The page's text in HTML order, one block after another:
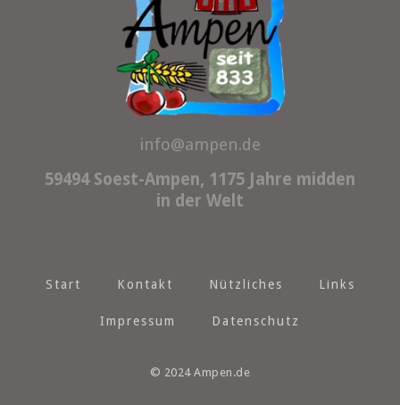
info@ampen.de
59494 Soest-Ampen, 1175 Jahre midden
in der Welt
Start Kontakt Nützliches Links
Impressum Datenschutz
© 2024 Ampen.de